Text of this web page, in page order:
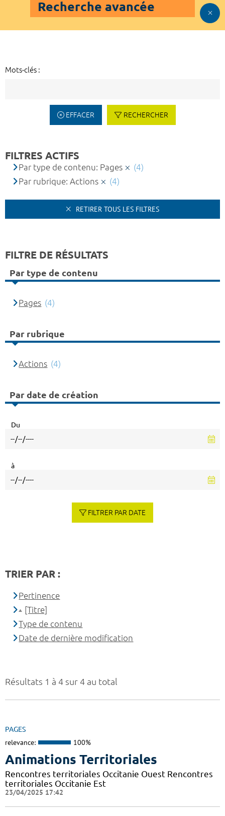
Recherche avancée
Mots-clés :
EFFACER RECHERCHER
Résultats 1 à 4 sur 4 au total
PAGES
relevance: 100%
Animations Territoriales
Rencontres territoriales Occitanie Ouest Rencontres
territoriales Occitanie Est
23/04/2025 17:42
FILTRES ACTIFS
Par type de contenu: Pages
(4)
Par rubrique: Actions
(4)
RETIRER TOUS LES FILTRES
FILTRE DE RÉSULTATS
Par type de contenu
Pages (4)
Par rubrique
Actions (4)
Par date de création
Du
à
FILTRER PAR DATE
TRIER PAR :
Pertinence
[Titre]
Type de contenu
Date de dernière modification